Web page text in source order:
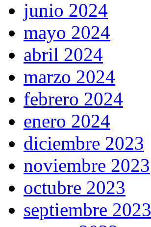
junio 2024
mayo 2024
abril 2024
marzo 2024
febrero 2024
enero 2024
diciembre 2023
noviembre 2023
octubre 2023
septiembre 2023